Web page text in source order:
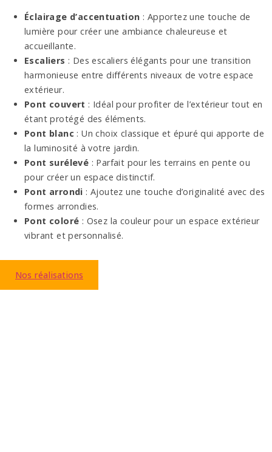
Éclairage d’accentuation : Apportez une touche de
lumière pour créer une ambiance chaleureuse et
accueillante.
Escaliers : Des escaliers élégants pour une transition
harmonieuse entre différents niveaux de votre espace
extérieur.
Pont couvert : Idéal pour profiter de l’extérieur tout en
étant protégé des éléments.
Pont blanc : Un choix classique et épuré qui apporte de
la luminosité à votre jardin.
Pont surélevé : Parfait pour les terrains en pente ou
pour créer un espace distinctif.
Pont arrondi : Ajoutez une touche d’originalité avec des
formes arrondies.
Pont coloré : Osez la couleur pour un espace extérieur
vibrant et personnalisé.
Nos réalisations